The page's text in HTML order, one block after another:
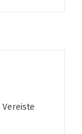
Vereiste